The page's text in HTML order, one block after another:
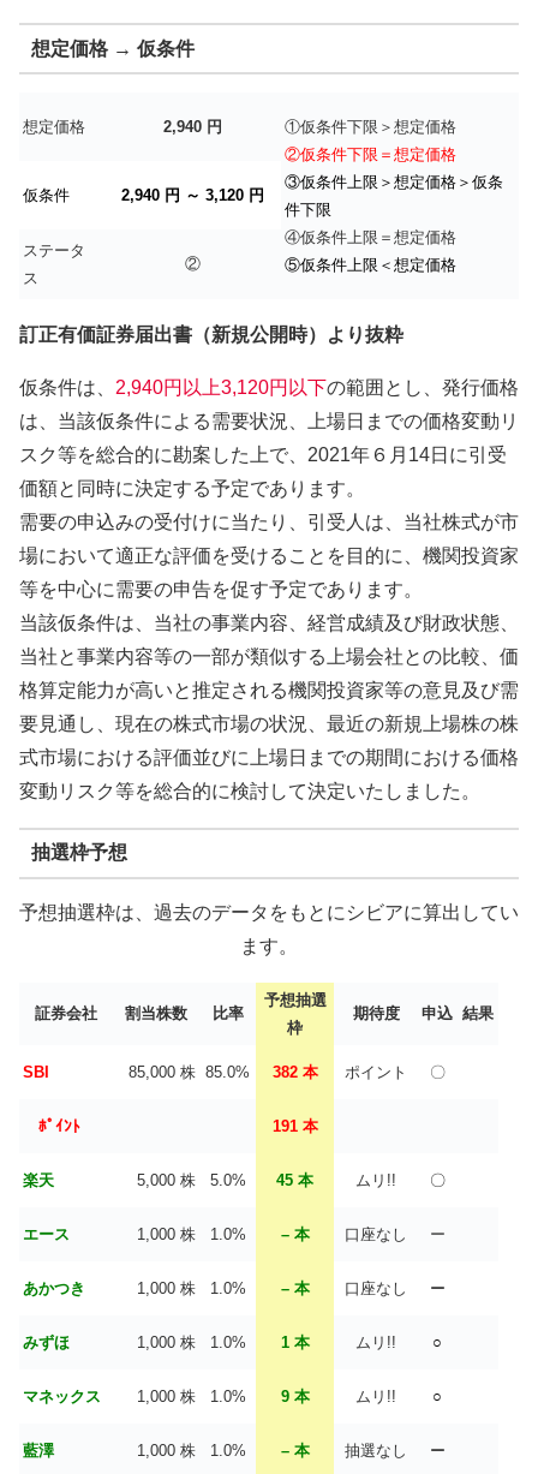
想定価格 → 仮条件
想定価格 2,940 円
①仮条件下限＞想定価格
②仮条件下限＝想定価格
③仮条件上限＞想定価格＞仮条
件下限
④仮条件上限＝想定価格
⑤仮条件上限＜想定価格
仮条件 2,940 円 ～ 3,120 円
ステータ
ス
②
訂正有価証券届出書（新規公開時）より抜粋
仮条件は、 2,940円以上3,120円以下の範囲とし、発行価格
は、当該仮条件による需要状況、上場日までの価格変動リ
スク等を総合的に勘案した上で、2021年６月14日に引受
価額と同時に決定する予定であります。
需要の申込みの受付けに当たり、引受人は、当社株式が市
場において適正な評価を受けることを目的に、機関投資家
等を中心に需要の申告を促す予定であります。
当該仮条件は、当社の事業内容、経営成績及び財政状態、
当社と事業内容等の一部が類似する上場会社との比較、価
格算定能力が高いと推定される機関投資家等の意見及び需
要見通し、現在の株式市場の状況、最近の新規上場株の株
式市場における評価並びに上場日までの期間における価格
変動リスク等を総合的に検討して決定いたしました。
抽選枠予想
予想抽選枠は、過去のデータをもとにシビアに算出してい
ます。
証券会社 割当株数 比率
予想抽選
枠
期待度 申込 結果
SBI 85,000 株 85.0% 382 本 ポイント 〇
ﾎﾟｲﾝﾄ 191 本
楽天 5,000 株 5.0% 45 本 ムリ!! 〇
エース 1,000 株 1.0% – 本 口座なし ー
あかつき 1,000 株 1.0% – 本 口座なし ー
みずほ 1,000 株 1.0% 1 本 ムリ!! ○
マネックス 1,000 株 1.0% 9 本 ムリ!! ○
藍澤 1,000 株 1.0% – 本 抽選なし ー